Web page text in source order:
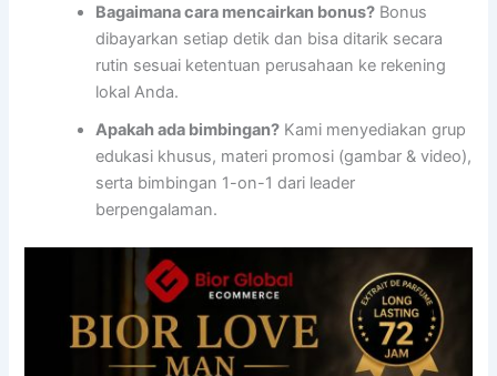
Bagaimana cara mencairkan bonus? Bonus
dibayarkan setiap detik dan bisa ditarik secara
rutin sesuai ketentuan perusahaan ke rekening
lokal Anda.
Apakah ada bimbingan? Kami menyediakan grup
edukasi khusus, materi promosi (gambar & video),
serta bimbingan 1-on-1 dari leader
berpengalaman.